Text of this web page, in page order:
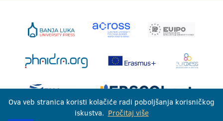
Ova veb stranica koristi kolačiće radi poboljšanja korisničkog
iskustva. Pročitaj više